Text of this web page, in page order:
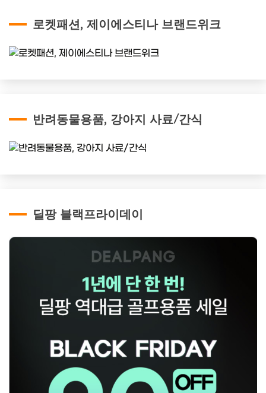
로켓패션, 제이에스티나 브랜드위크
반려동물용품, 강아지 사료/간식
딜팡 블랙프라이데이